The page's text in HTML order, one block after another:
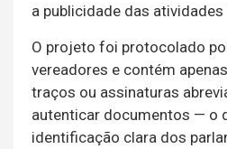
a publicidade das
O projeto foi protocolado
vereadores e contém
traços ou assinaturas
autenticar documentos — o
identificação clara dos